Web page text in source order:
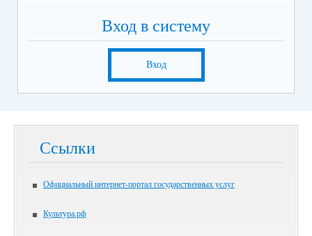
Вход в систему
Вход
Ссылки
Официальный интернет-портал государственных услуг
Культура.рф